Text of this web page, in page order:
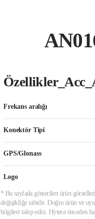
Frekans aralığı
Konektör Tipi
GPS/Glonass
Logo
* Bu sayfada gösterilen ürün
değişikliğe tabidir. Doğru ürün ve
bilgileri talep edin. Hytera önceden